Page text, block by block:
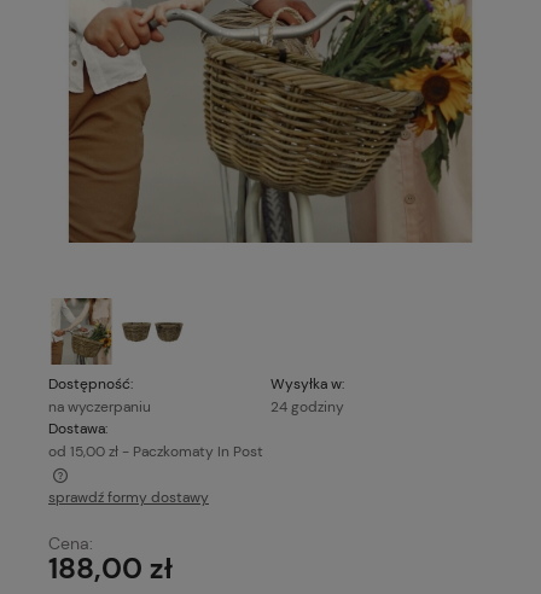
Dostępność:
na wyczerpaniu
Wysyłka w:
24 godziny
Dostawa:
od 15,00 zł - Paczkomaty In Post
Cena nie zawiera ewentualnych kosztów płatności
sprawdź formy dostawy
Cena:
188,00 zł